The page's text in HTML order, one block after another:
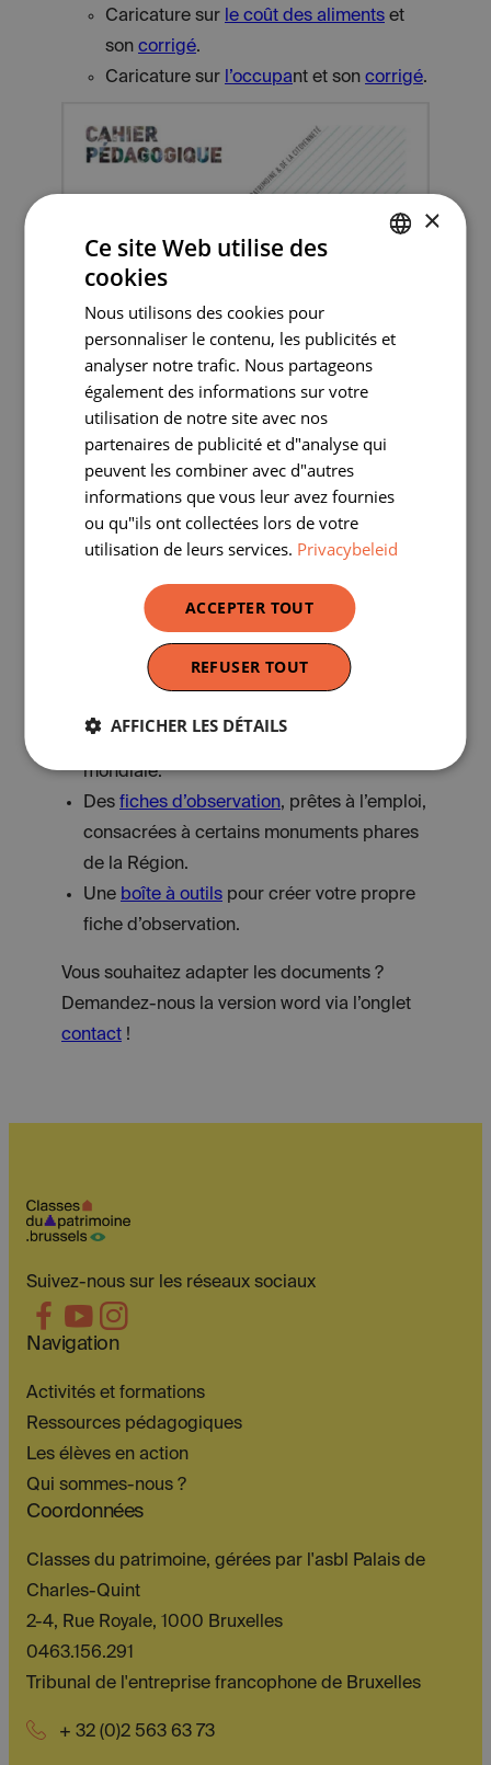
Caricature sur le coût des aliments et
son corrigé.
Caricature sur l’occupant et son corrigé.
14-18. Les monuments racontent
cahier pédagogiqueconçu comme un
mode d’emploi pour vous inviter à décoder
mondiale.
Des fiches d’observation, prêtes à l’emploi,
consacrées à certains monuments phares
de la Région.
Une boîte à outils pour créer votre propre
fiche d’observation.
Vous souhaitez adapter les documents ?
Demandez-nous la version word via l’onglet
contact !
Suivez-nous sur les réseaux sociaux
Navigation
Activités et formations
Ressources pédagogiques
Les élèves en action
Qui sommes-nous ?
Coordonnées
Classes du patrimoine, gérées par l'asbl Palais de
Charles-Quint
2-4, Rue Royale, 1000 Bruxelles
0463.156.291
Tribunal de l'entreprise francophone de Bruxelles
+ 32 (0)2 563 63 73
×
Ce site Web utilise des
cookies
Nous utilisons des cookies pour
personnaliser le contenu, les publicités et
analyser notre trafic. Nous partageons
également des informations sur votre
utilisation de notre site avec nos
partenaires de publicité et d"analyse qui
peuvent les combiner avec d"autres
informations que vous leur avez fournies
ou qu"ils ont collectées lors de votre
utilisation de leurs services. Privacybeleid
ACCEPTER TOUT
REFUSER TOUT
AFFICHER LES DÉTAILS